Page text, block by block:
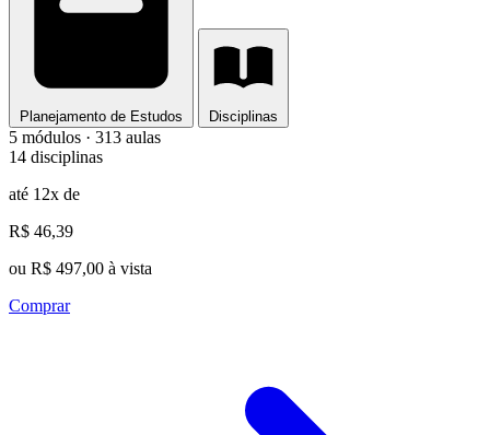
Planejamento de Estudos Disciplinas
5 módulos · 313 aulas
14 disciplinas
até 12x de
R$ 46,39
ou R$ 497,00 à vista
Comprar